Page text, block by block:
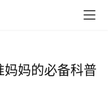
妈妈的必备科普